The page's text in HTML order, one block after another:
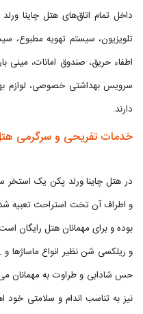
داخل تمام اتاق‌های هتل چاینا
تلویزیون، سیستم تهویه مطبوع،
اطفاء حریق، صندوق امانات، مینی
سرویس بهداشتی خصوصی، لوازم
دارند.
خدمات تفریحی و سرگرمی
در هتل چاینا ورلد پکن یک
و اطراف آن تخت‌ استراحت تعبیه
بوده و برای مهمانان هتل رایگان
و ریلکسی شن نظیر انواع ماساژها
حس شادابی و طراوت به مهمانان
نیز به تناسب اندام و سلامتی